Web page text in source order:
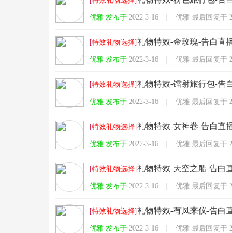
针
对
优雅 发布于 2022-3-16 优雅 最后回复于
[特效礼物选择]礼物特效-金玫瑰-告白直
优雅 发布于 2022-3-16 优雅 最后回复于
[特效礼物选择]礼物特效-镭射旅行包-告
优雅 发布于 2022-3-16 优雅 最后回复于
[特效礼物选择]礼物特效-女神卷-告白直
优雅 发布于 2022-3-16 优雅 最后回复于
[特效礼物选择]礼物特效-天空之船-告白
优雅 发布于 2022-3-16 优雅 最后回复于
[特效礼物选择]礼物特效-有凤来仪-告白
优雅 发布于 2022-3-16 优雅 最后回复于